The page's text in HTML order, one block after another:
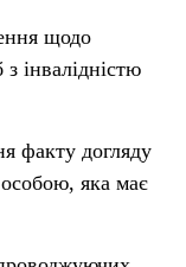
щодо
з інвалідністю
факту догляду
яка має